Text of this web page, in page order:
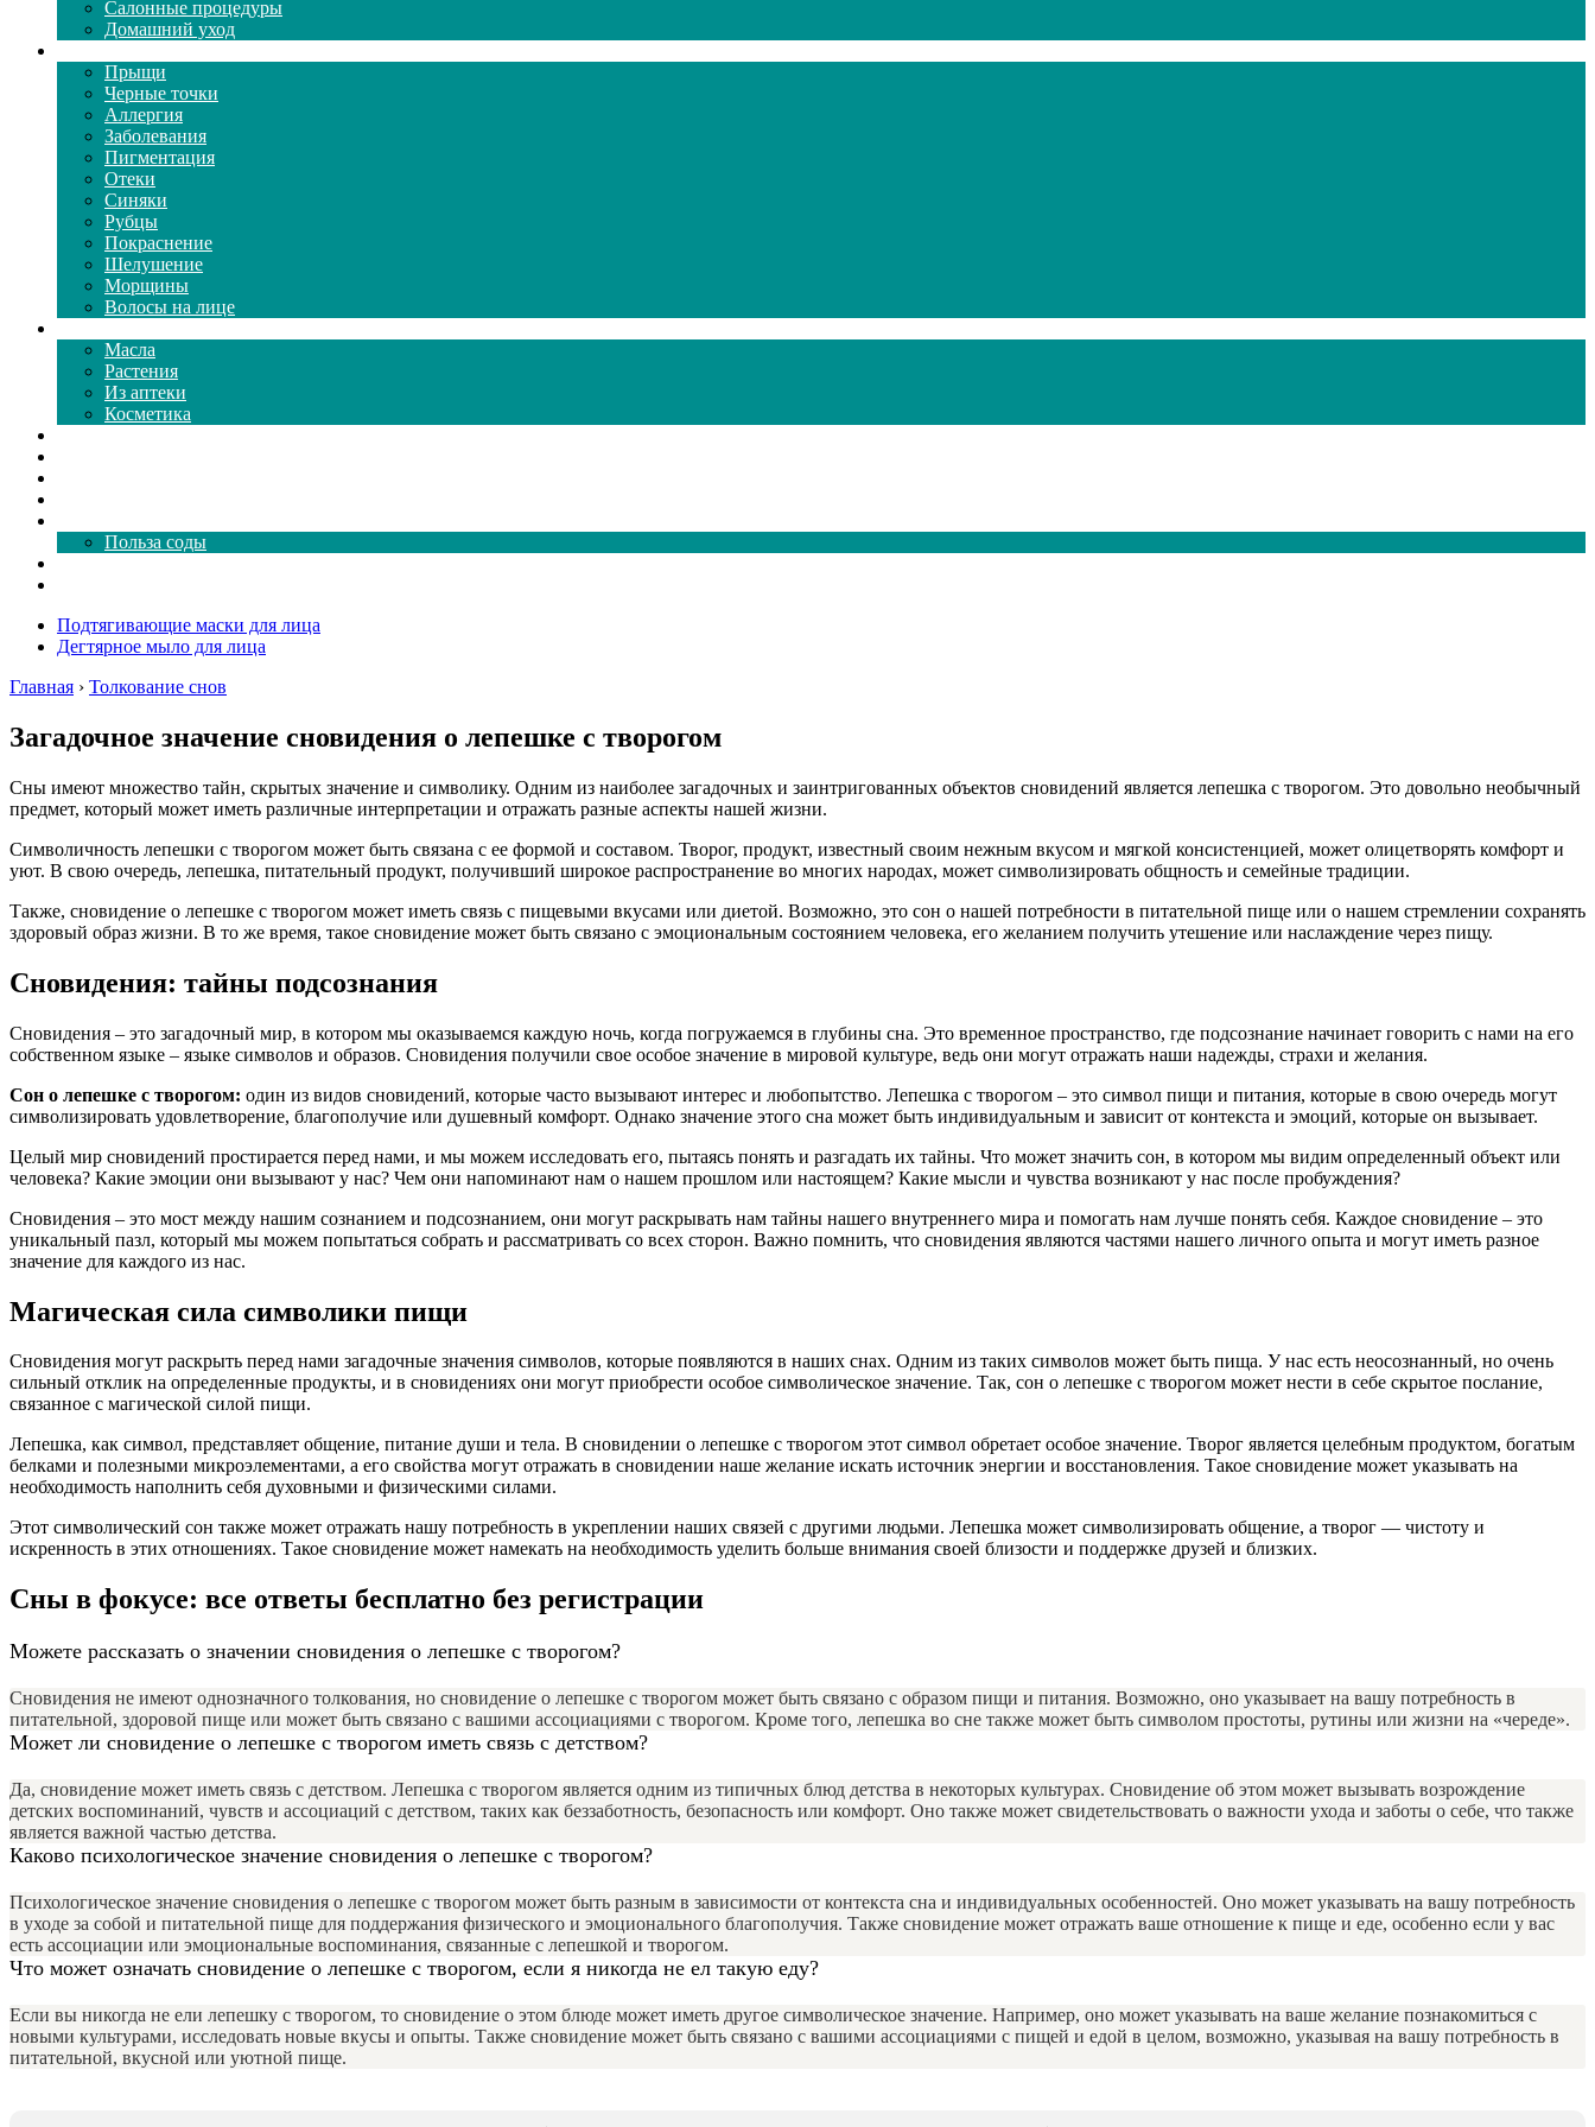
Салонные процедуры
Домашний уход
Прыщи
Черные точки
Аллергия
Заболевания
Пигментация
Отеки
Синяки
Рубцы
Покраснение
Шелушение
Морщины
Волосы на лице
Масла
Растения
Из аптеки
Косметика
Польза соды
Подтягивающие маски для лица
Дегтярное мыло для лица
Главная › Толкование снов
Загадочное значение сновидения о лепешке с творогом
Сны имеют множество тайн, скрытых значение и символику. Одним из наиболее загадочных и заинтригованных объектов сновидений является лепешка с творогом. Это довольно необычный
предмет, который может иметь различные интерпретации и отражать разные аспекты нашей жизни.
Символичность лепешки с творогом может быть связана с ее формой и составом. Творог, продукт, известный своим нежным вкусом и мягкой консистенцией, может олицетворять комфорт и
уют. В свою очередь, лепешка, питательный продукт, получивший широкое распространение во многих народах, может символизировать общность и семейные традиции.
Также, сновидение о лепешке с творогом может иметь связь с пищевыми вкусами или диетой. Возможно, это сон о нашей потребности в питательной пище или о нашем стремлении сохранять
здоровый образ жизни. В то же время, такое сновидение может быть связано с эмоциональным состоянием человека, его желанием получить утешение или наслаждение через пищу.
Сновидения: тайны подсознания
Сновидения – это загадочный мир, в котором мы оказываемся каждую ночь, когда погружаемся в глубины сна. Это временное пространство, где подсознание начинает говорить с нами на его
собственном языке – языке символов и образов. Сновидения получили свое особое значение в мировой культуре, ведь они могут отражать наши надежды, страхи и желания.
Сон о лепешке с творогом: один из видов сновидений, которые часто вызывают интерес и любопытство. Лепешка с творогом – это символ пищи и питания, которые в свою очередь могут
символизировать удовлетворение, благополучие или душевный комфорт. Однако значение этого сна может быть индивидуальным и зависит от контекста и эмоций, которые он вызывает.
Целый мир сновидений простирается перед нами, и мы можем исследовать его, пытаясь понять и разгадать их тайны. Что может значить сон, в котором мы видим определенный объект или
человека? Какие эмоции они вызывают у нас? Чем они напоминают нам о нашем прошлом или настоящем? Какие мысли и чувства возникают у нас после пробуждения?
Сновидения – это мост между нашим сознанием и подсознанием, они могут раскрывать нам тайны нашего внутреннего мира и помогать нам лучше понять себя. Каждое сновидение – это
уникальный пазл, который мы можем попытаться собрать и рассматривать со всех сторон. Важно помнить, что сновидения являются частями нашего личного опыта и могут иметь разное
значение для каждого из нас.
Магическая сила символики пищи
Сновидения могут раскрыть перед нами загадочные значения символов, которые появляются в наших снах. Одним из таких символов может быть пища. У нас есть неосознанный, но очень
сильный отклик на определенные продукты, и в сновидениях они могут приобрести особое символическое значение. Так, сон о лепешке с творогом может нести в себе скрытое послание,
связанное с магической силой пищи.
Лепешка, как символ, представляет общение, питание души и тела. В сновидении о лепешке с творогом этот символ обретает особое значение. Творог является целебным продуктом, богатым
белками и полезными микроэлементами, а его свойства могут отражать в сновидении наше желание искать источник энергии и восстановления. Такое сновидение может указывать на
необходимость наполнить себя духовными и физическими силами.
Этот символический сон также может отражать нашу потребность в укреплении наших связей с другими людьми. Лепешка может символизировать общение, а творог — чистоту и
искренность в этих отношениях. Такое сновидение может намекать на необходимость уделить больше внимания своей близости и поддержке друзей и близких.
Сны в фокусе: все ответы бесплатно без регистрации
Можете рассказать о значении сновидения о лепешке с творогом?
Сновидения не имеют однозначного толкования, но сновидение о лепешке с творогом может быть связано с образом пищи и питания. Возможно, оно указывает на вашу потребность в
питательной, здоровой пище или может быть связано с вашими ассоциациями с творогом. Кроме того, лепешка во сне также может быть символом простоты, рутины или жизни на «череде».
Может ли сновидение о лепешке с творогом иметь связь с детством?
Да, сновидение может иметь связь с детством. Лепешка с творогом является одним из типичных блюд детства в некоторых культурах. Сновидение об этом может вызывать возрождение
детских воспоминаний, чувств и ассоциаций с детством, таких как беззаботность, безопасность или комфорт. Оно также может свидетельствовать о важности ухода и заботы о себе, что также
является важной частью детства.
Каково психологическое значение сновидения о лепешке с творогом?
Психологическое значение сновидения о лепешке с творогом может быть разным в зависимости от контекста сна и индивидуальных особенностей. Оно может указывать на вашу потребность
в уходе за собой и питательной пище для поддержания физического и эмоционального благополучия. Также сновидение может отражать ваше отношение к пище и еде, особенно если у вас
есть ассоциации или эмоциональные воспоминания, связанные с лепешкой и творогом.
Что может означать сновидение о лепешке с творогом, если я никогда не ел такую еду?
Если вы никогда не ели лепешку с творогом, то сновидение о этом блюде может иметь другое символическое значение. Например, оно может указывать на ваше желание познакомиться с
новыми культурами, исследовать новые вкусы и опыты. Также сновидение может быть связано с вашими ассоциациями с пищей и едой в целом, возможно, указывая на вашу потребность в
питательной, вкусной или уютной пище.